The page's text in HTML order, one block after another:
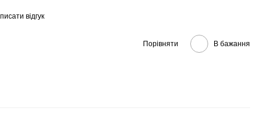
відгук
Порівняти В бажання